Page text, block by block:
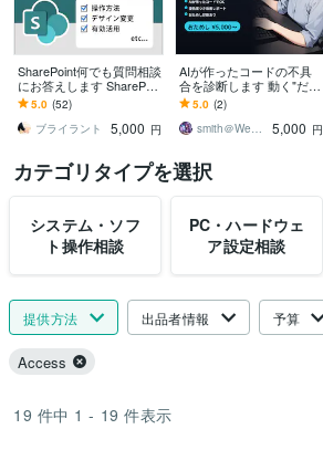
SharePoint何でも質問相談
にお答えします SharePoin
tの119番、困ったらまず
は相談！！
5.0 (52)
ブライラント
5,000 円
AIが作ったコードの不具
合を診断します 動く"だ
け"のコードに潜む問題を
プロが診断
5.0 (2)
smith＠Webエンジニア
5,000 円
カテゴリタイプを選択
システム・ソフ
ト操作相談
PC・ハードウェ
ア設定相談
提供方法 出品者情報 予算
Access
19 件中 1 - 19 件表示